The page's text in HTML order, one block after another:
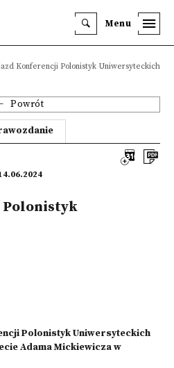
Menu
Konferencji Polonistyk Uniwersyteckich
Powrót
Polonistyk
Polonistyk Uniwersyteckich
Adama Mickiewicza w